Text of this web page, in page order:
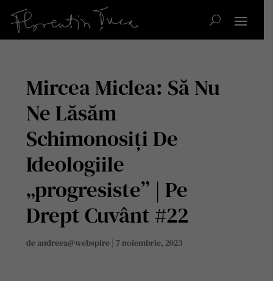
Mircea Miclea: Să Nu
Ne Lăsăm
Schimonosiți De
Ideologiile
„progresiste” | Pe
Drept Cuvânt #22
deandreea@webspire |7 noiembrie, 2023